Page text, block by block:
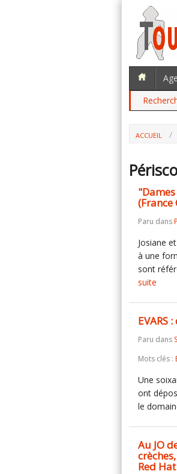
ACCUEIL
(France
Paru dans
Josiane
à une
sont
suite
EVARS
Paru dans
Mots clés :
Une
ont
le
Au JO
Red Hat